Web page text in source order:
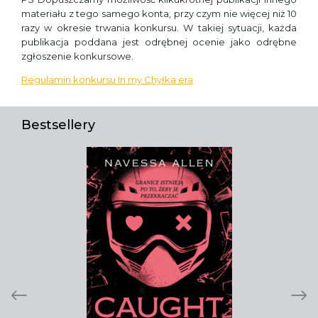
materiału z tego samego konta, przy czym nie więcej niż 10
razy w okresie trwania konkursu. W takiej sytuacji, każda
publikacja poddana jest odrębnej ocenie jako odrębne
zgłoszenie konkursowe.
Regulamin konkursu In my Chyłka era
Bestsellery